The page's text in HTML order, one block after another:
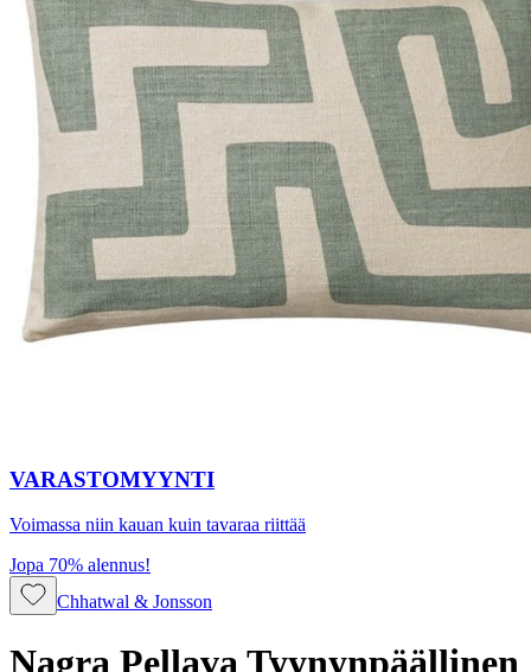
VARASTOMYYNTI
Voimassa niin kauan kuin tavaraa riittää
Jopa 70% alennus!
Chhatwal & Jonsson
Nagra Pellava Tyynynpäällinen